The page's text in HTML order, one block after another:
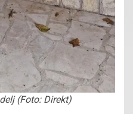
(Foto: Direkt)